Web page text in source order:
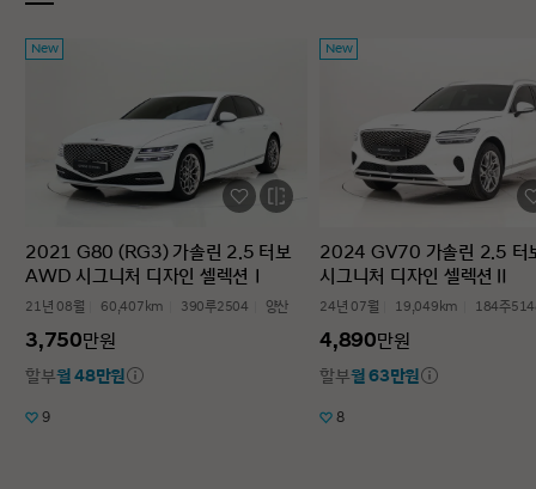
New
2021 G80 (RG3) 가솔린 2.5 터보
AWD 시그니처 디자인 셀렉션Ⅰ
21년 08월 60,407km 390루2504 양산
3,750만원
할부월 48만원
9
New
2024 GV70 가솔린 2.5 터
시그니처 디자인 셀렉션Ⅱ
24년 07월 19,049km 184주
4,890만원
할부월 63만원
8